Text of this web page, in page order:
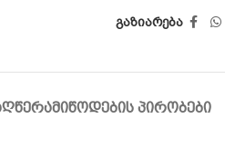
გაზიარება
ᲛᲘᲬᲝᲓᲔᲑᲘᲡ ᲞᲘᲠᲝᲑᲔᲑᲘ